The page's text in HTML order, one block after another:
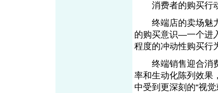
消费者的购买行
终端店的卖场魅力
的购买意识—一个进
程度的冲动性购买行
终端销售迎合消费
率和生动化陈列效果
中受到更深刻的“视